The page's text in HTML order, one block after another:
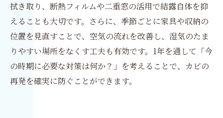
拭き取り、断熱フィルムや二重窓の活用で結露自体を抑
えることも大切です。さらに、季節ごとに家具や収納の
位置を見直すことで、空気の流れを改善し、湿気のたま
りやすい場所をなくす工夫も有効です。1年を通して「今
の時期に必要な対策は何か？」を考えることで、カビの
再発を確実に防ぐことができます。